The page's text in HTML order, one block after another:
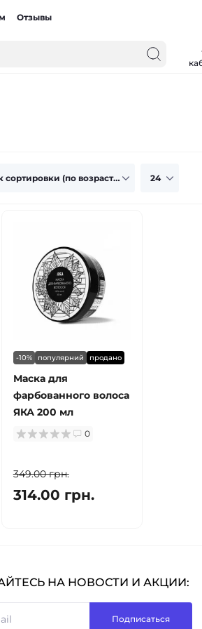
Отзывы
-10% популярний продано
Маска для
фарбованного волоса
ЯКА 200 мл
0
349.00 грн.
314.00 грн.
НА НОВОСТИ И АКЦИИ:
Подписаться